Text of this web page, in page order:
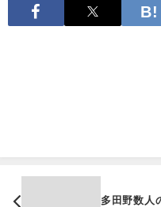
多田野数人